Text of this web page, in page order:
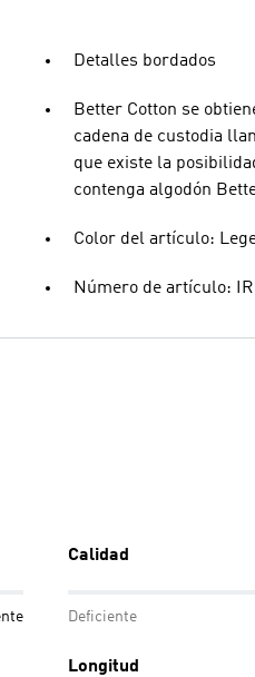
Detalles bordados
Better Cotton se
cadena de custodia
que existe la
contenga algodón
Color del artículo:
Número de artículo:
Calidad
Deficiente
Longitud